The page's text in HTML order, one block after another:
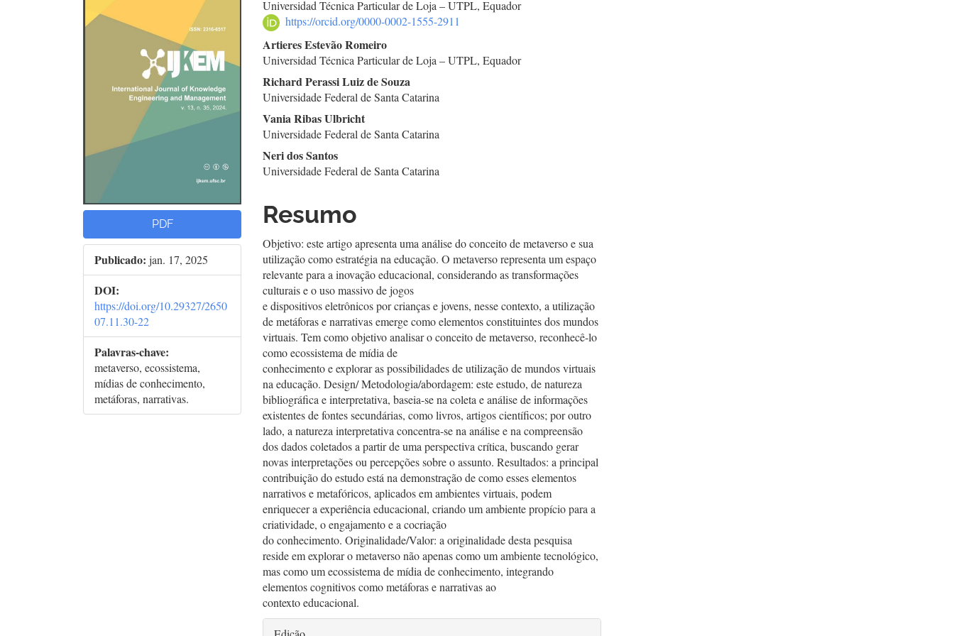
lateral
artigos
PDF
Publicado: jan. 17, 2025
DOI:
https://doi.org/10.29327/2650
07.11.30-22
Palavras-chave:
metaverso, ecossistema,
mídias de conhecimento,
metáforas, narrativas.
do
artigo
principal
Universidad Técnica Particular de Loja – UTPL, Equador
https://orcid.org/0000-0002-1555-2911
Artieres Estevão Romeiro
Universidad Técnica Particular de Loja – UTPL, Equador
Richard Perassi Luiz de Souza
Universidade Federal de Santa Catarina
Vania Ribas Ulbricht
Universidade Federal de Santa Catarina
Neri dos Santos
Universidade Federal de Santa Catarina
Resumo
Objetivo: este artigo apresenta uma análise do conceito de metaverso e sua
utilização como estratégia na educação. O metaverso representa um espaço
relevante para a inovação educacional, considerando as transformações
culturais e o uso massivo de jogos
e dispositivos eletrônicos por crianças e jovens, nesse contexto, a utilização
de metáforas e narrativas emerge como elementos constituintes dos mundos
virtuais. Tem como objetivo analisar o conceito de metaverso, reconhecê-lo
como ecossistema de mídia de
conhecimento e explorar as possibilidades de utilização de mundos virtuais
na educação. Design/ Metodologia/abordagem: este estudo, de natureza
bibliográfica e interpretativa, baseia-se na coleta e análise de informações
existentes de fontes secundárias, como livros, artigos científicos; por outro
lado, a natureza interpretativa concentra-se na análise e na compreensão
dos dados coletados a partir de uma perspectiva crítica, buscando gerar
novas interpretações ou percepções sobre o assunto. Resultados: a principal
contribuição do estudo está na demonstração de como esses elementos
narrativos e metafóricos, aplicados em ambientes virtuais, podem
enriquecer a experiência educacional, criando um ambiente propício para a
criatividade, o engajamento e a cocriação
do conhecimento. Originalidade/Valor: a originalidade desta pesquisa
reside em explorar o metaverso não apenas como um ambiente tecnológico,
mas como um ecossistema de mídia de conhecimento, integrando
elementos cognitivos como metáforas e narrativas ao
contexto educacional.